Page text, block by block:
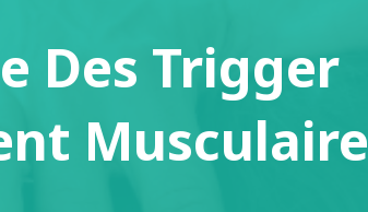
Des Trigger
Musculaire